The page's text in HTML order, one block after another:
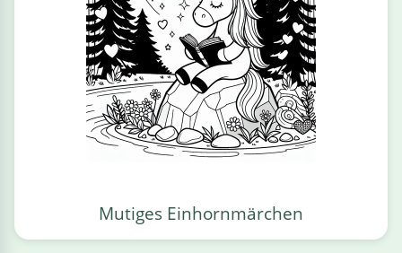
Mutiges Einhornmärchen